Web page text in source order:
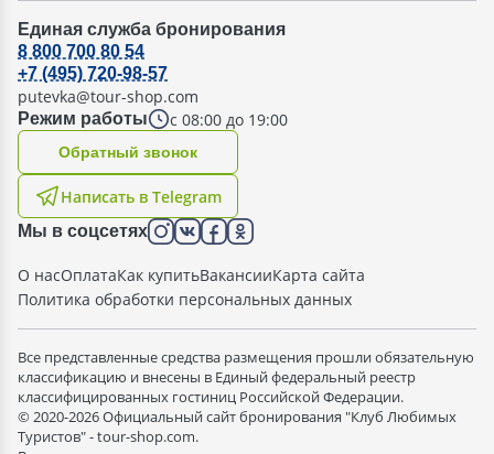
Единая служба бронирования
Режим работы с 08:00 до 19:00
8 800 700 80 54
+7 (495) 720-98-57
putevka@tour-shop.com
Написать в Telegram
Oбратный звонок
Мы в соцсетях
О насОплатаКак купитьВакансииКарта сайта
Политика обработки персональных данных
Все представленные средства размещения прошли обязательную
классификацию и внесены в Единый федеральный реестр
классифицированных гостиниц Российской Федерации.
© 2020-2026 Официальный сайт бронирования "Клуб Любимых
Туристов" - tour-shop.com.